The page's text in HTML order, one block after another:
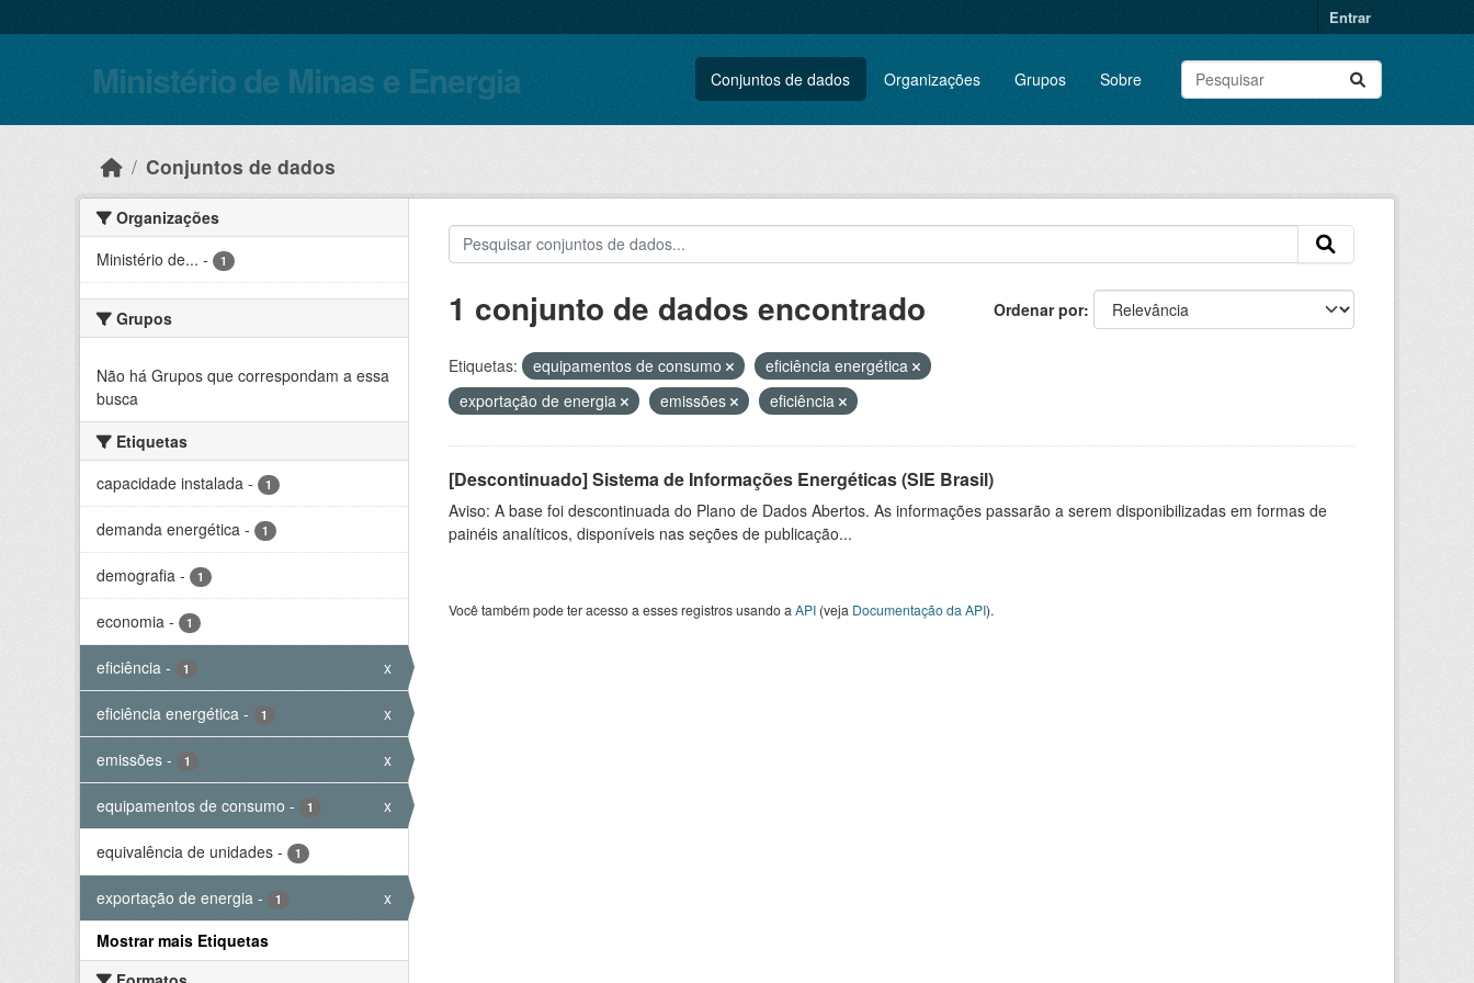
Entrar
Ministério de Minas e Energia Conjuntos de dados Organizações Grupos Sobre
Conjuntos de dados
Organizações
Ministério de... - 1
Grupos
Não há Grupos que correspondam a essa
busca
Etiquetas
capacidade instalada - 1
demanda energética - 1
demografia - 1
economia - 1
eficiência - 1 x
eficiência energética - 1 x
emissões - 1 x
equipamentos de consumo - 1 x
equivalência de unidades - 1
exportação de energia - 1
x
Mostrar mais Etiquetas
Ordenar por
1 conjunto de dados encontrado
Etiquetas: equipamentos de consumo
eficiência energética
exportação de energia
emissões eficiência
[Descontinuado] Sistema de Informações Energéticas (SIE Brasil)
Aviso: A base foi descontinuada do Plano de Dados Abertos. As informações passarão a serem disponibilizadas em formas de
painéis analíticos, disponíveis nas seções de publicação...
Você também pode ter acesso a esses registros usando a API(veja Documentação da API).